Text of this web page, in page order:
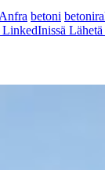
Anfra betoni
LinkedInissä